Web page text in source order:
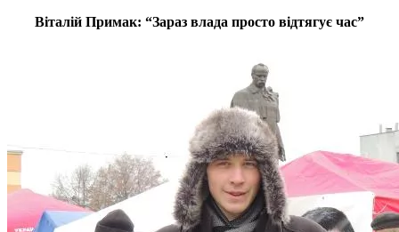
Віталій Примак: “Зараз влада просто відтягує час”